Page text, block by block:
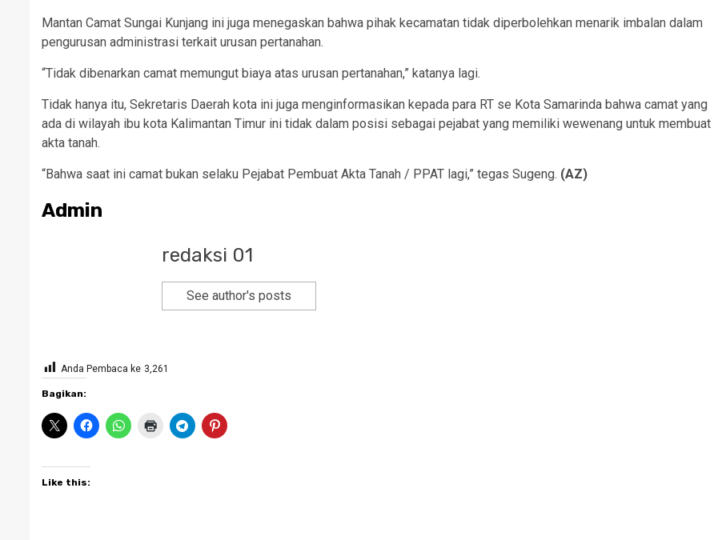
Mantan Camat Sungai Kunjang ini juga menegaskan bahwa pihak kecamatan tidak diperbolehkan menarik imbalan dalam
pengurusan administrasi terkait urusan pertanahan.
“Tidak dibenarkan camat memungut biaya atas urusan pertanahan,” katanya lagi.
Tidak hanya itu, Sekretaris Daerah kota ini juga menginformasikan kepada para RT se Kota Samarinda bahwa camat yang
ada di wilayah ibu kota Kalimantan Timur ini tidak dalam posisi sebagai pejabat yang memiliki wewenang untuk membuat
akta tanah.
“Bahwa saat ini camat bukan selaku Pejabat Pembuat Akta Tanah / PPAT lagi,” tegas Sugeng. (AZ)
Admin
redaksi 01
See author's posts
Anda Pembaca ke 3,261
Bagikan:
Like this: